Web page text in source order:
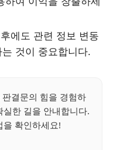
에도 관련 정보 변동
것이 중요합니다.
판결문의 힘을 경험하
한 길을 안내합니다.
을 확인하세요!